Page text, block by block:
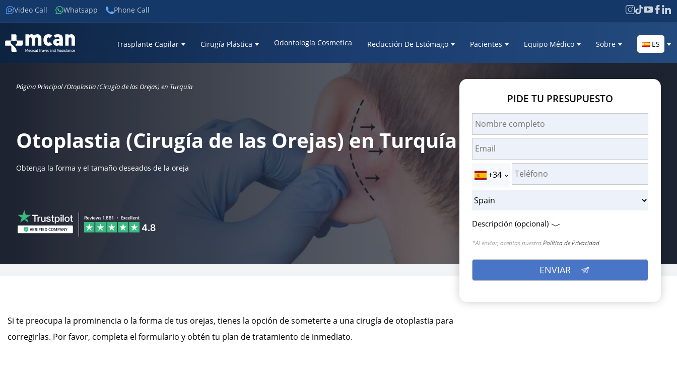
Video Call Whatsapp Phone Call
Trasplante Capilar Cirugía Plástica Odontología Cosmetica Reducción De Estómago Pacientes Equipo Médico Sobre ES
Página Principal /Otoplastia (Cirugía de las Orejas) en Turquía
Otoplastia (Cirugía de las Orejas) en Turquía
Obtenga la forma y el tamaño deseados de la oreja
PIDE TU PRESUPUESTO
+34
Descripción (opcional)
*Al enviar, aceptas nuestraPolítica de Privacidad.
Si te preocupa la prominencia o la forma de tus orejas, tienes la opción de someterte a una cirugía de otoplastia para
corregirlas. Por favor, completa el formulario y obtén tu plan de tratamiento de inmediato.